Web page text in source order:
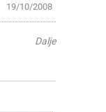
19/10/2008
Dalje